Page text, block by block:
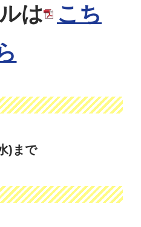
は
こち
)まで